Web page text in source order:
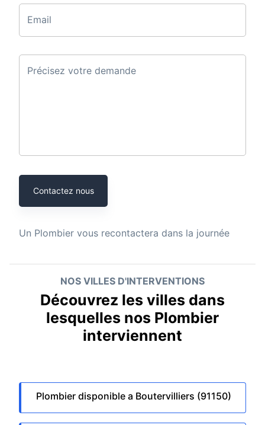
Email
Précisez votre demande
Contactez nous
Un Plombier vous recontactera dans la journée
NOS VILLES D'INTERVENTIONS
Découvrez les villes dans
lesquelles nos Plombier
interviennent
Plombier disponible a Boutervilliers (91150)